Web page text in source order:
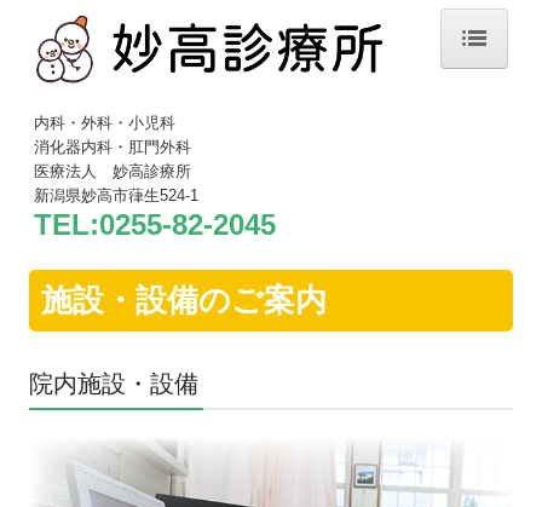
院長紹介
診療案内
健康診断
交通案内
内科・外科・小児科
消化器内科・肛門外科
医療法人 妙高診療所
新潟県妙高市葎生524-1
TEL:0255-82-2045
施設・設備のご案内
院内施設・設備